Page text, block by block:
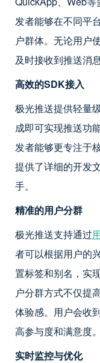
发者能够在不同平
户群体。无论用户
及时接收到推送消息
高效的SDK接入
极光推送提供轻量
成即可实现推送功
发者能够更专注于
提供了详细的开发
手。
精准的用户分群
极光推送支持通过
者可以根据用户的
置标签和别名，实
户分群方式不仅提
体验感。用户会收
高参与度和满意度。
实时监控与优化